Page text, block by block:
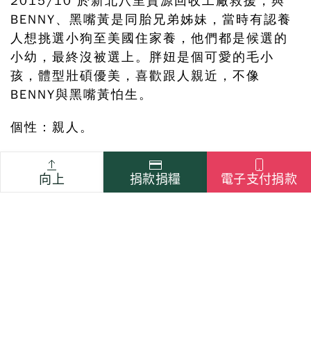
BENNY、黑嘴黃是同胎兄弟姊妹，當時有認養
人想挑選小狗至美國住家養，他們都是候選的
小幼，最終沒被選上。胖妞是個可愛的毛小
孩，體型壯碩優美，喜歡跟人親近，不像
BENNY與黑嘴黃怕生。
個性：親人。
向上 捐款捐糧 電子支付捐款